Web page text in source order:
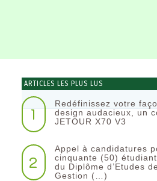
ARTICLES LES PLUS LUS
1
Redéfinissez votre
design audacieux, un
JETOUR X70 V3
2
Appel à candidatures
cinquante (50)
du Diplôme d’Etudes
Gestion (…)